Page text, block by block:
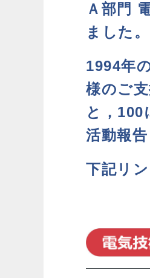
Ａ部門
ました。
1994年
様のご
と，100
活動報
下記リ